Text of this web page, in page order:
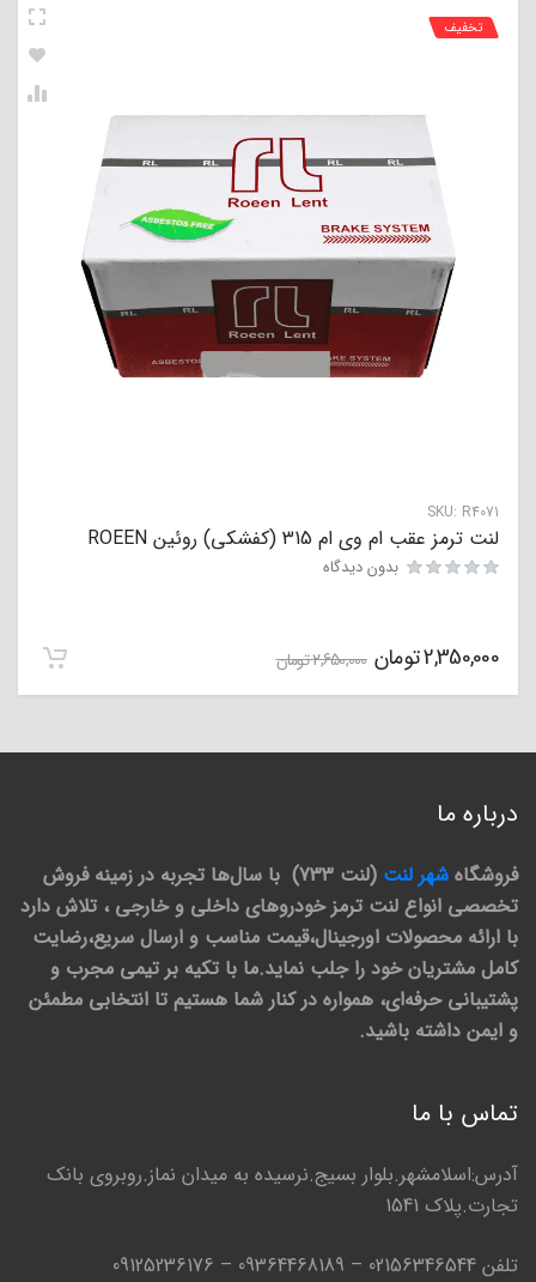
SKU: R4071
تخفیف
لنت ترمز عقب ام وی ام 315 (کفشکی) روئین ROEEN
بدون دیدگاه
2,350,000تومان 2,650,000تومان
درباره ما
فروشگاه شهر لنت
(لنت 733) با سال‌ها تجربه در زمینه فروش
تخصصی انواع لنت ترمز خودروهای داخلی و خارجی ، تلاش دارد
با ارائه محصولات اورجینال،قیمت مناسب و ارسال سریع،رضایت
کامل مشتریان خود را جلب نماید.ما با تکیه بر تیمی مجرب و
پشتیبانی حرفه‌ای، همواره در کنار شما هستیم تا انتخابی مطمئن
و ایمن داشته باشید.
تماس با ما
آدرس:اسلامشهر.بلوار بسیج.نرسیده به میدان نماز.روبروی بانک
تجارت.پلاک 1541
تلفن 02156346544 – 09364468189 – 09125236176